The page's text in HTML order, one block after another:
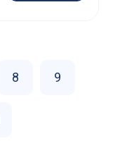
8 9